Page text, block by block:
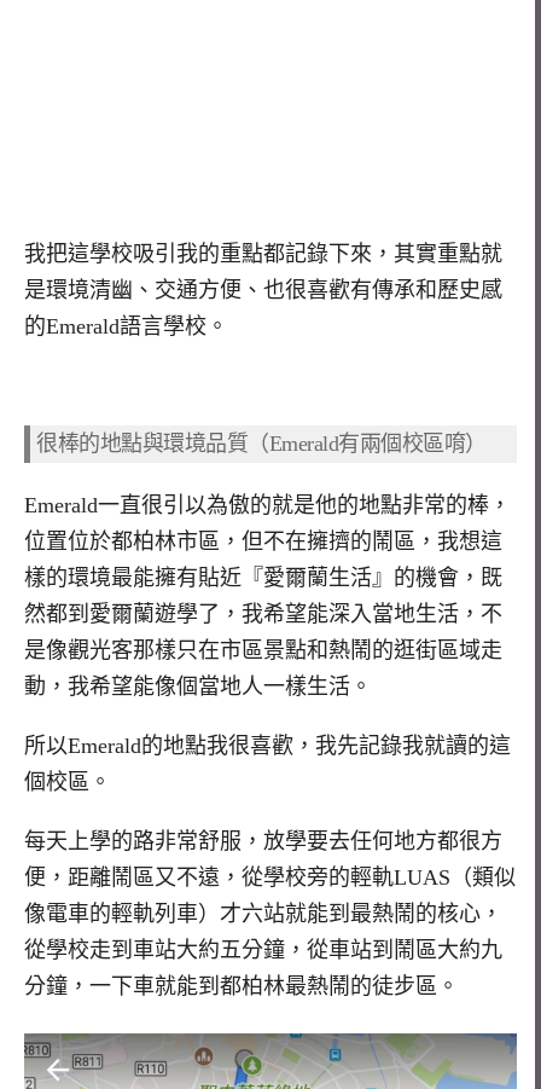
我把這學校吸引我的重點都記錄下來，其實重點就
是環境清幽、交通方便、也很喜歡有傳承和歷史感
的Emerald語言學校。
很棒的地點與環境品質（Emerald有兩個校區唷）
Emerald一直很引以為傲的就是他的地點非常的棒，
位置位於都柏林市區，但不在擁擠的鬧區，我想這
樣的環境最能擁有貼近『愛爾蘭生活』的機會，既
然都到愛爾蘭遊學了，我希望能深入當地生活，不
是像觀光客那樣只在市區景點和熱鬧的逛街區域走
動，我希望能像個當地人一樣生活。
所以Emerald的地點我很喜歡，我先記錄我就讀的這
個校區。
每天上學的路非常舒服，放學要去任何地方都很方
便，距離鬧區又不遠，從學校旁的輕軌LUAS（類似
像電車的輕軌列車）才六站就能到最熱鬧的核心，
從學校走到車站大約五分鐘，從車站到鬧區大約九
分鐘，一下車就能到都柏林最熱鬧的徒步區。